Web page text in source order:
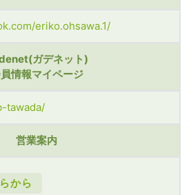
eriko.ohsawa.1/
ガデネット)
情報マイページ
tawada/
営業案内
から